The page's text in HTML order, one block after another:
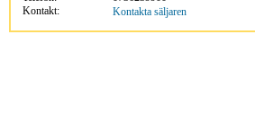
Kontakt:
Kontakta säljaren